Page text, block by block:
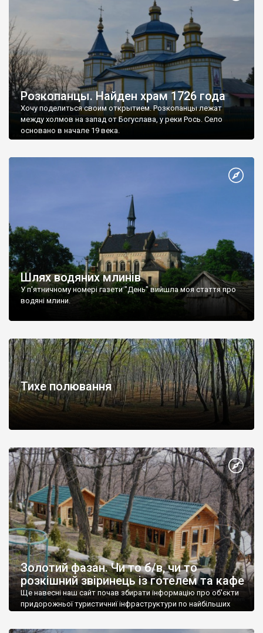
Розкопанцы. Найден храм 1726 года
Хочу поделиться своим открытием. Розкопанцы лежат
между холмов на запад от Богуслава, у реки Рось. Село
основано в начале 19 века.
Шлях водяних млинів
У п'ятничному номері газети "День" вийшла моя стаття про
водяні млини.
Тихе полювання
Золотий фазан. Чи то б/в, чи то
розкішний звіринець із готелем та кафе
Ще навесні наш сайт почав збирати інформацію про об'єкти
придорожньої туристичниї інфраструктури по найбільших